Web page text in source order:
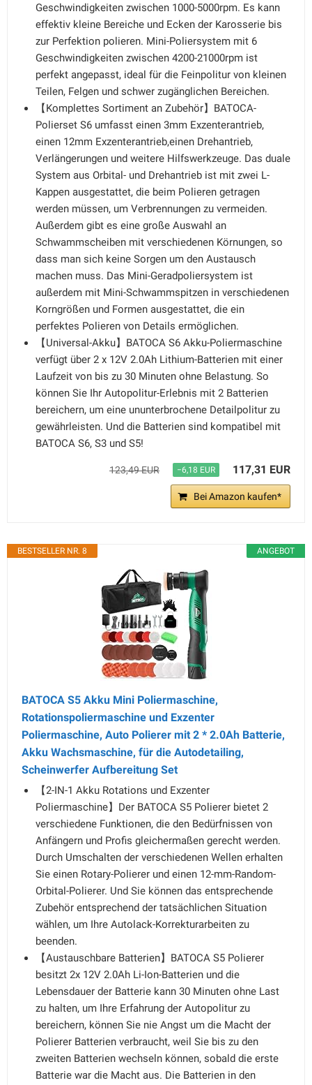
Geschwindigkeiten zwischen 1000-5000rpm. Es kann
effektiv kleine Bereiche und Ecken der Karosserie bis
zur Perfektion polieren. Mini-Poliersystem mit 6
Geschwindigkeiten zwischen 4200-21000rpm ist
perfekt angepasst, ideal für die Feinpolitur von kleinen
Teilen, Felgen und schwer zugänglichen Bereichen.
【Komplettes Sortiment an Zubehör】BATOCA-
Polierset S6 umfasst einen 3mm Exzenterantrieb,
einen 12mm Exzenterantrieb,einen Drehantrieb,
Verlängerungen und weitere Hilfswerkzeuge. Das duale
System aus Orbital- und Drehantrieb ist mit zwei L-
Kappen ausgestattet, die beim Polieren getragen
werden müssen, um Verbrennungen zu vermeiden.
Außerdem gibt es eine große Auswahl an
Schwammscheiben mit verschiedenen Körnungen, so
dass man sich keine Sorgen um den Austausch
machen muss. Das Mini-Geradpoliersystem ist
außerdem mit Mini-Schwammspitzen in verschiedenen
Korngrößen und Formen ausgestattet, die ein
perfektes Polieren von Details ermöglichen.
【Universal-Akku】BATOCA S6 Akku-Poliermaschine
verfügt über 2 x 12V 2.0Ah Lithium-Batterien mit einer
Laufzeit von bis zu 30 Minuten ohne Belastung. So
können Sie Ihr Autopolitur-Erlebnis mit 2 Batterien
bereichern, um eine ununterbrochene Detailpolitur zu
gewährleisten. Und die Batterien sind kompatibel mit
BATOCA S6, S3 und S5!
123,49 EUR −6,18 EUR 117,31 EUR
Bei Amazon kaufen*
ANGEBOT
BESTSELLER NR. 8
BATOCA S5 Akku Mini Poliermaschine,
Rotationspoliermaschine und Exzenter
Poliermaschine, Auto Polierer mit 2 * 2.0Ah Batterie,
Akku Wachsmaschine, für die Autodetailing,
Scheinwerfer Aufbereitung Set
【2-IN-1 Akku Rotations und Exzenter
Poliermaschine】Der BATOCA S5 Polierer bietet 2
verschiedene Funktionen, die den Bedürfnissen von
Anfängern und Profis gleichermaßen gerecht werden.
Durch Umschalten der verschiedenen Wellen erhalten
Sie einen Rotary-Polierer und einen 12-mm-Random-
Orbital-Polierer. Und Sie können das entsprechende
Zubehör entsprechend der tatsächlichen Situation
wählen, um Ihre Autolack-Korrekturarbeiten zu
beenden.
【Austauschbare Batterien】BATOCA S5 Polierer
besitzt 2x 12V 2.0Ah Li-Ion-Batterien und die
Lebensdauer der Batterie kann 30 Minuten ohne Last
zu halten, um Ihre Erfahrung der Autopolitur zu
bereichern, können Sie nie Angst um die Macht der
Polierer Batterien verbraucht, weil Sie bis zu den
zweiten Batterien wechseln können, sobald die erste
Batterie war die Macht aus. Die Batterien in den